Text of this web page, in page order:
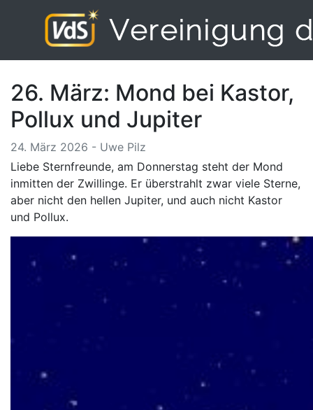
26. März: Mond bei Kastor,
Pollux und Jupiter
24. März 2026 - Uwe Pilz
Liebe Sternfreunde, am Donnerstag steht der Mond
inmitten der Zwillinge. Er überstrahlt zwar viele Sterne,
aber nicht den hellen Jupiter, und auch nicht Kastor
und Pollux.